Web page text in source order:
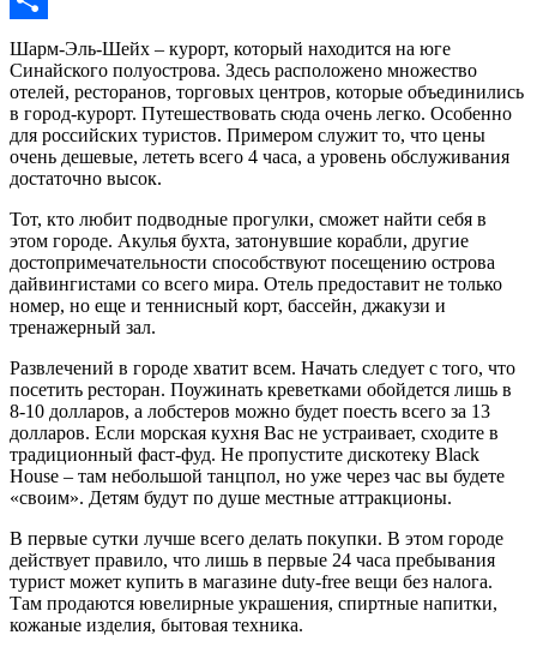
Отправить
Шарм-Эль-Шейх – курорт, который находится на юге
Синайского полуострова. Здесь расположено множество
отелей, ресторанов, торговых центров, которые объединились
в город-курорт. Путешествовать сюда очень легко. Особенно
для российских туристов. Примером служит то, что цены
очень дешевые, лететь всего 4 часа, а уровень обслуживания
достаточно высок.
Тот, кто любит подводные прогулки, сможет найти себя в
этом городе. Акулья бухта, затонувшие корабли, другие
достопримечательности способствуют посещению острова
дайвингистами со всего мира. Отель предоставит не только
номер, но еще и теннисный корт, бассейн, джакузи и
тренажерный зал.
Развлечений в городе хватит всем. Начать следует с того, что
посетить ресторан. Поужинать креветками обойдется лишь в
8-10 долларов, а лобстеров можно будет поесть всего за 13
долларов. Если морская кухня Вас не устраивает, сходите в
традиционный фаст-фуд. Не пропустите дискотеку Black
House – там небольшой танцпол, но уже через час вы будете
«своим». Детям будут по душе местные аттракционы.
В первые сутки лучше всего делать покупки. В этом городе
действует правило, что лишь в первые 24 часа пребывания
турист может купить в магазине duty-free вещи без налога.
Там продаются ювелирные украшения, спиртные напитки,
кожаные изделия, бытовая техника.